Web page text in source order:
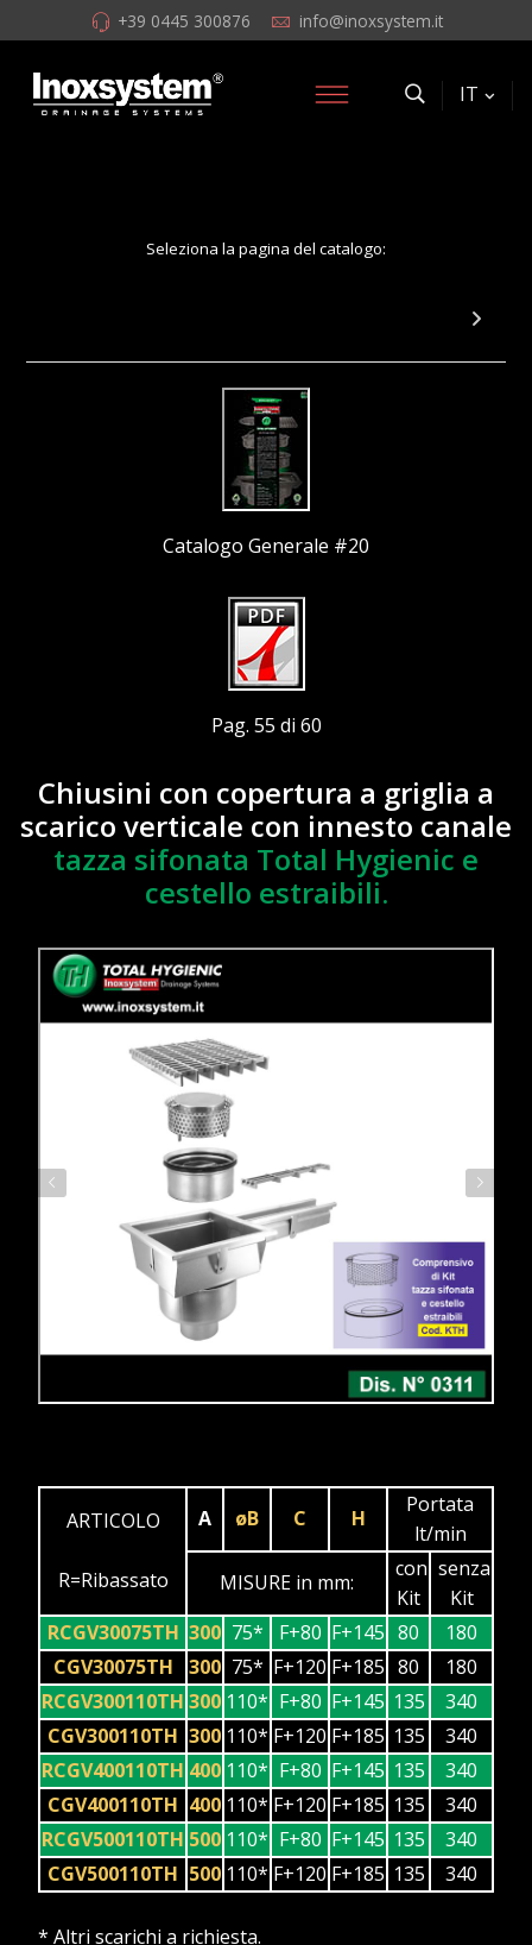
+39 0445 300876 info@inoxsystem.it
IT
Seleziona la pagina del catalogo:
Catalogo Generale #20
Pag. 55 di 60
Chiusini con copertura a griglia a
scarico verticale con innesto canale
tazza sifonata Total Hygienic e
cestello estraibili.
ARTICOLO
R=Ribassato
A øB C H
Portata
lt/min
MISURE in mm:
con
Kit
senza
Kit
RCGV30075TH 300 75* F+80 F+145 80
180
CGV30075TH
300 75* F+120 F+185 80
180
RCGV300110TH 300 110* F+80 F+145 135
340
CGV300110TH 300 110* F+120 F+185 135
340
RCGV400110TH 400 110* F+80 F+145 135
340
CGV400110TH 400 110* F+120 F+185 135
340
RCGV500110TH 500 110* F+80 F+145 135
340
CGV500110TH 500 110* F+120 F+185 135 340
* Altri scarichi a richiesta.